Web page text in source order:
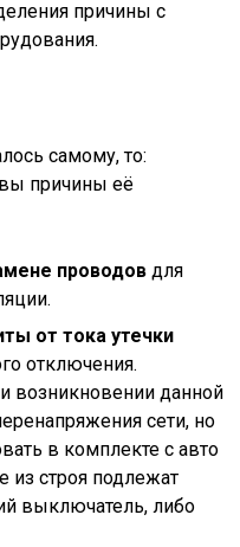
причины с
самому, то:
проводов для
от тока утечки
отключения.
возникновении данной
сети, но
в комплекте с авто
строя подлежат
выключатель, либо